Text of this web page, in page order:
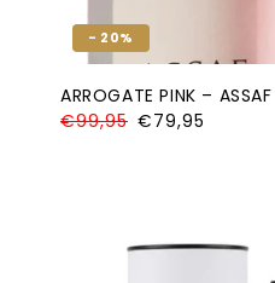
- 20%
ARROGATE PINK – ASSAF
Normale
€99,95 Aanbiedingsprijs
€79,95